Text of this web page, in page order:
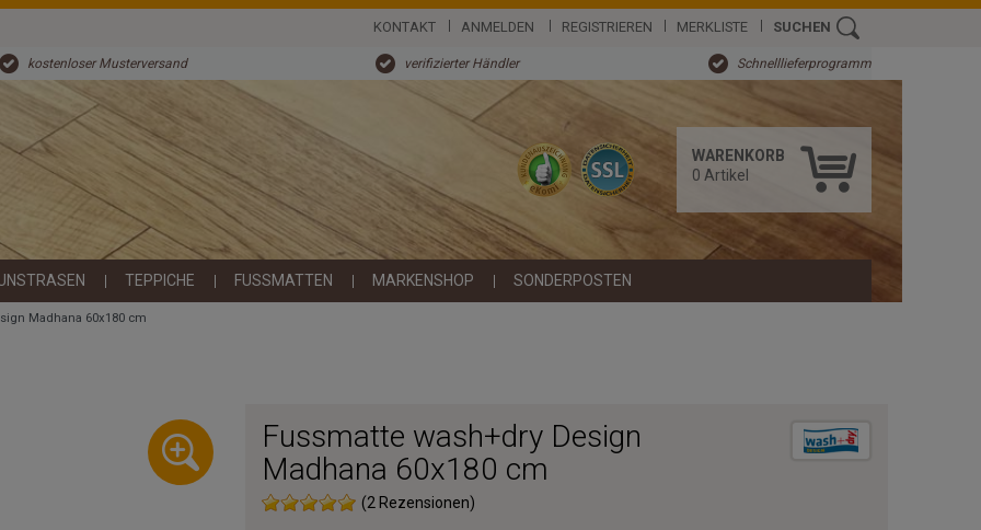
KONTAKT ANMELDEN REGISTRIEREN MERKLISTE SUCHEN
kostenloser Musterversand verifizierter Händler Schnelllieferprogramm
WARENKORB
0 Artikel
TEPPICHE FUSSMATTEN MARKENSHOP SONDERPOSTEN
Madhana 60x180 cm
Fussmatte wash+dry Design
Madhana 60x180 cm
(2 Rezensionen)